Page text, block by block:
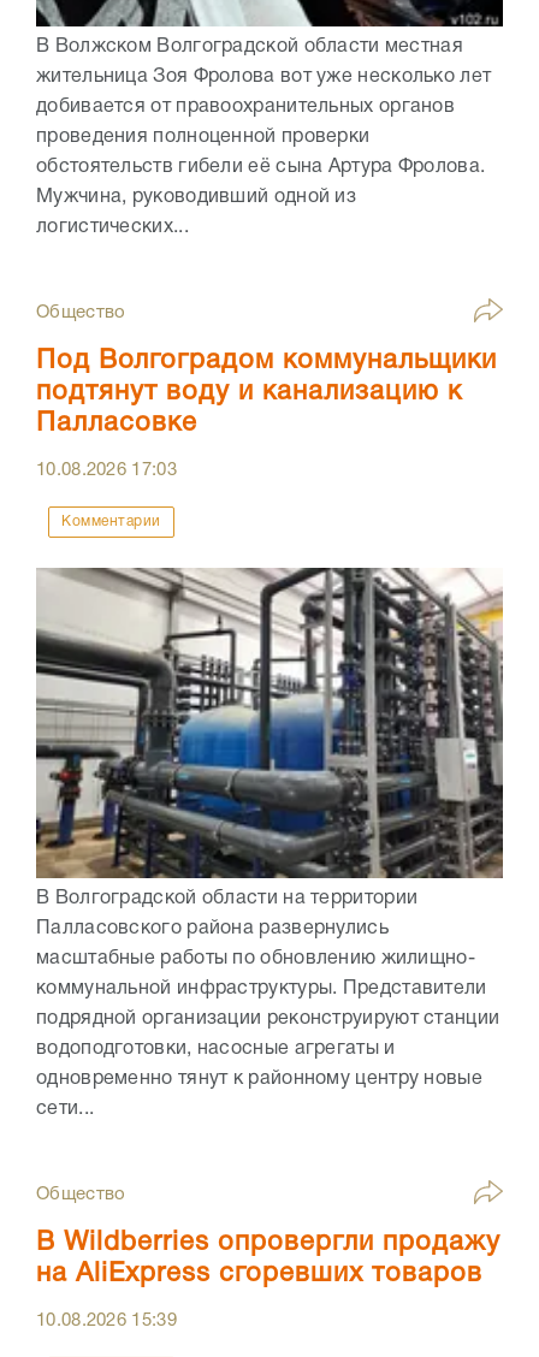
В Волжском Волгоградской области местная
жительница Зоя Фролова вот уже несколько лет
добивается от правоохранительных органов
проведения полноценной проверки
обстоятельств гибели её сына Артура Фролова.
Мужчина, руководивший одной из
логистических...
Общество
Под Волгоградом коммунальщики
подтянут воду и канализацию к
Палласовке
10.08.2026 17:03
Комментарии
В Волгоградской области на территории
Палласовского района развернулись
масштабные работы по обновлению жилищно-
коммунальной инфраструктуры. Представители
подрядной организации реконструируют станции
водоподготовки, насосные агрегаты и
одновременно тянут к районному центру новые
сети...
Общество
В Wildberries опровергли продажу
на AliExpress сгоревших товаров
10.08.2026 15:39